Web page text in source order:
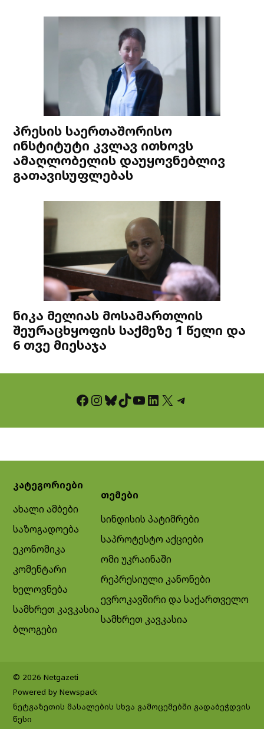
პრესის საერთაშორისო
ინსტიტუტი კვლავ ითხოვს
ამაღლობელის დაუყოვნებლივ
გათავისუფლებას
ნიკა მელიას მოსამართლის
შეურაცხყოფის საქმეზე 1 წელი და
6 თვე მიესაჯა
Facebook InstagramBluesky TikTok YouTube LinkedIn X Telegram
კატეგორიები
ახალი ამბები
საზოგადოება
ეკონომიკა
კომენტარი
ხელოვნება
სამხრეთ კავკასია
ბლოგები
თემები
სინდისის პატიმრები
საპროტესტო აქციები
ომი უკრაინაში
რეპრესიული კანონები
ევროკავშირი და საქართველო
სამხრეთ კავკასია
© 2026 Netgazeti
Powered by Newspack
ნეტგაზეთის მასალების სხვა გამოცემებში გადაბეჭდვის
წესი